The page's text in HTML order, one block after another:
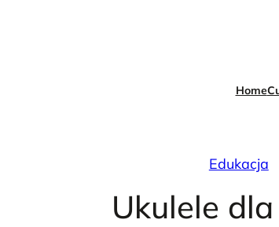
Home
Edukacja
Ukulele